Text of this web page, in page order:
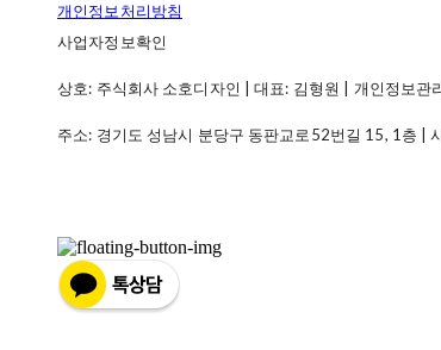
개인정보처리방침
사업자정보확인
상호: 주식회사 소호디자인 | 대표: 김형원 | 개인정보
주소: 경기도 성남시 분당구 동판교로52번길 15, 1층 |